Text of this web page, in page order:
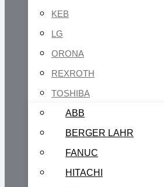
KEB
LG
ORONA
REXROTH
TOSHIBA
ABB
BERGER LAHR
FANUC
HITACHI